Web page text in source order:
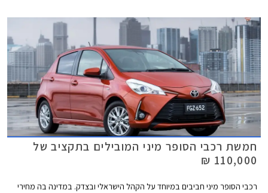
חמשת רכבי הסופר מיני המובילים בתקציב של
110,000 ₪
רכבי הסופר מיני חביבים במיוחד על הקהל הישראלי ובצדק. במדינה בה מחירי